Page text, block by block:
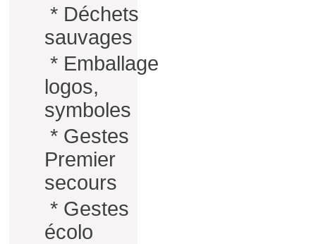
* Déchets
sauvages
* Emballage
logos,
symboles
* Gestes
Premier
secours
* Gestes
écolo